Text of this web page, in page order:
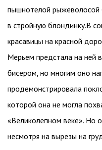
пышнотелой рыжеволосой
в стройную блондинку.В
красавицы на красной
Мерьем предстала на ней
бисером, но многим оно
продемонстрировала
которой она не могла
«Великолепном веке». Но
несмотря на вырезы на